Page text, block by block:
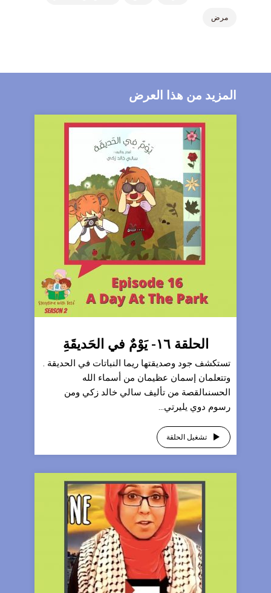
مرض
المزيد من هذا العرض
الحلقة ١٦- يَوْمٌ في الحَديقَةِ
تستكشف جود وصديقتها ريما النباتات في الحديقة .
وتتعلمان إسمان عظيمان من أسماء الله
الحسنىالقصة من تأليف سالي خالد زكي ومن
رسوم دوي يليرتي...
تشغيل الحلقة